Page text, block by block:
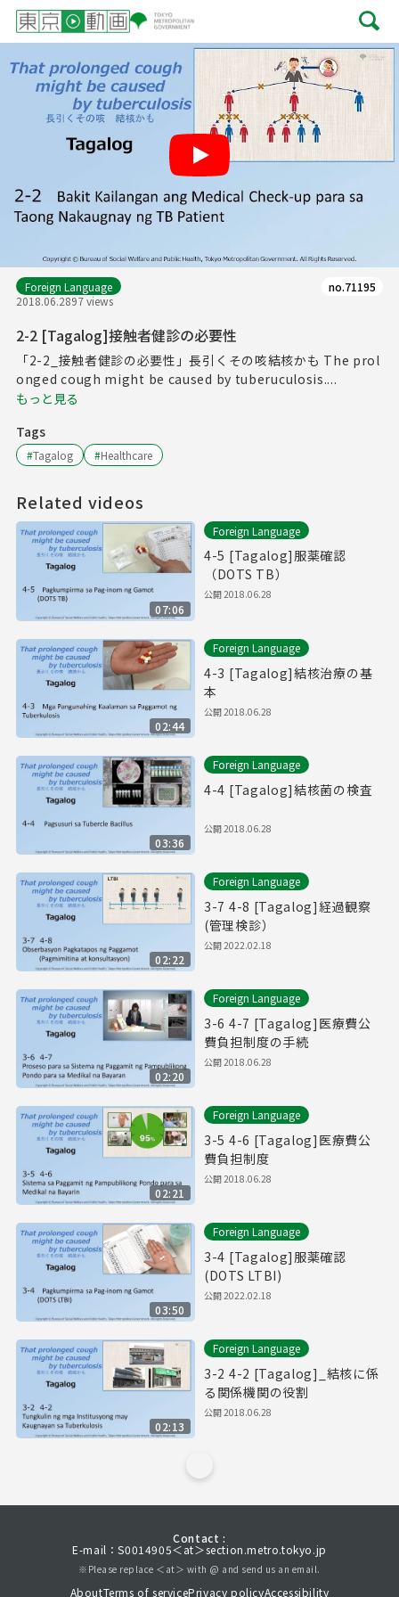
Foreign Language
2018.06.2897 views
no.71195
2-2 [Tagalog]接触者健診の必要性
「2-2_接触者健診の必要性」長引くその咳結核かも The prol
onged cough might be caused by tuberuculosis....
もっと見る
Tags
#Tagalog #Healthcare
Related videos
07:06
Foreign Language
4-5 [Tagalog]服薬確認
（DOTS TB）
公開2018.06.28
02:44
Foreign Language
4-3 [Tagalog]結核治療の基
本
公開2018.06.28
03:36
Foreign Language
4-4 [Tagalog]結核菌の検査
公開2018.06.28
02:22
Foreign Language
3-7 4-8 [Tagalog]経過観察
(管理検診）
公開2022.02.18
02:20
Foreign Language
3-6 4-7 [Tagalog]医療費公
費負担制度の手続
公開2018.06.28
02:21
Foreign Language
3-5 4-6 [Tagalog]医療費公
費負担制度
公開2018.06.28
03:50
Foreign Language
3-4 [Tagalog]服薬確認
(DOTS LTBI)
公開2022.02.18
02:13
Foreign Language
3-2 4-2 [Tagalog]_結核に係
る関係機関の役割
公開2018.06.28
Contact :
E-mail：S0014905＜at＞section.metro.tokyo.jp
※Please replace ＜at＞ with @ and send us an email.
AboutTerms of servicePrivacy policyAccessibility